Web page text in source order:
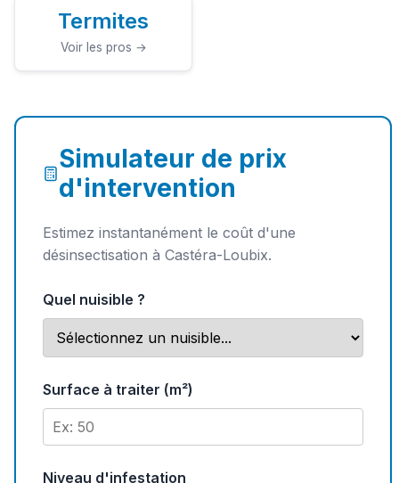
Termites
Voir les pros →
Simulateur de prix
d'intervention
Estimez instantanément le coût d'une
désinsectisation à Castéra-Loubix.
Quel nuisible ?
Surface à traiter (m²)
Niveau d'infestation